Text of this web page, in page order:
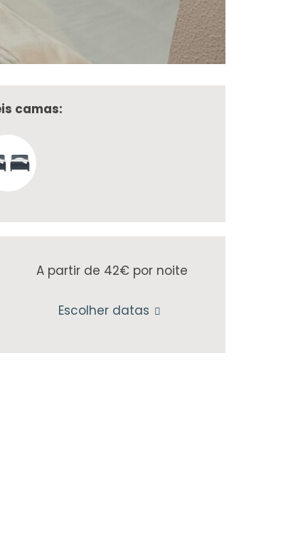
camas:
A partir de 42€por noite
Escolher datas